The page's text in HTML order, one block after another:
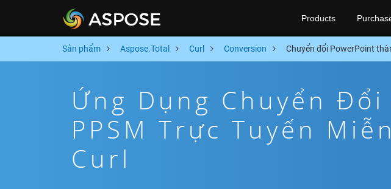
Products
Sản phẩm Aspose.Total Curl Conversion Chuyển đổi PowerPoint
Ứng Dụng Chuyển Đổi
PPSM Trực Tuyến
Curl